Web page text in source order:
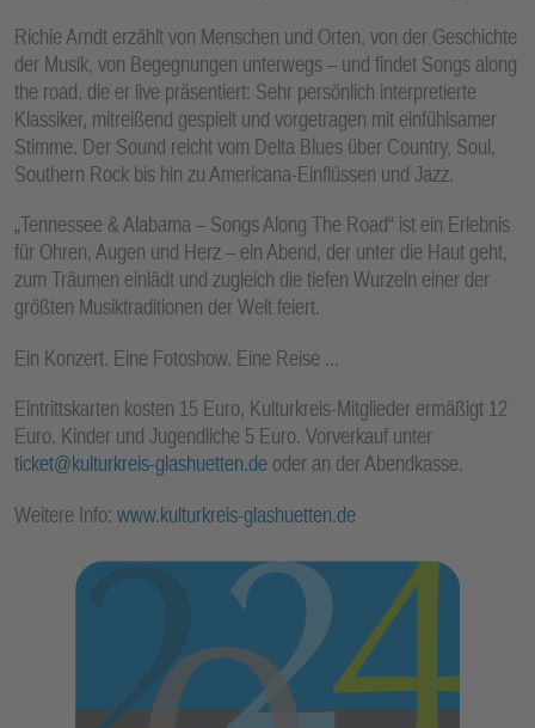
Richie Arndt erzählt von Menschen und Orten, von der Geschichte
der Musik, von Begegnungen unterwegs – und findet Songs along
the road, die er live präsentiert: Sehr persönlich interpretierte
Klassiker, mitreißend gespielt und vorgetragen mit einfühlsamer
Stimme. Der Sound reicht vom Delta Blues über Country, Soul,
Southern Rock bis hin zu Americana-Einflüssen und Jazz.
„Tennessee & Alabama – Songs Along The Road“ ist ein Erlebnis
für Ohren, Augen und Herz – ein Abend, der unter die Haut geht,
zum Träumen einlädt und zugleich die tiefen Wurzeln einer der
größten Musiktraditionen der Welt feiert.
Ein Konzert. Eine Fotoshow. Eine Reise ...
Eintrittskarten kosten 15 Euro, Kulturkreis-Mitglieder ermäßigt 12
Euro, Kinder und Jugendliche 5 Euro. Vorverkauf unter
ticket@kulturkreis-glashuetten.de oder an der Abendkasse.
Weitere Info: www.kulturkreis-glashuetten.de